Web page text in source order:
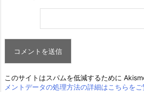
このサイトはスパムを低減するために
メントデータの処理方法の詳細はこちらを